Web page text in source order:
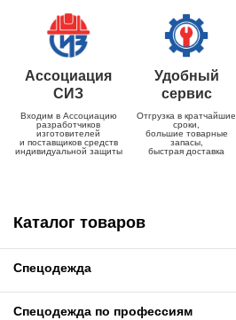
Ассоциация
СИЗ
Входим в Ассоциацию
разработчиков
изготовителей
и поставщиков средств
индивидуальной защиты
Удобный
сервис
Отгрузка в кратчайшие
сроки,
большие товарные
запасы,
быстрая доставка
Каталог товаров
Спецодежда
Спецодежда по профессиям